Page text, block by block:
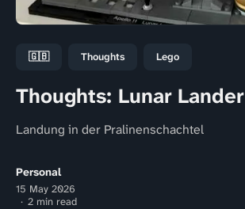
🇬🇧 Thoughts Lego
Thoughts: Lunar Lander
Landung in der Pralinenschachtel
Personal
15 May 2026
2 min read